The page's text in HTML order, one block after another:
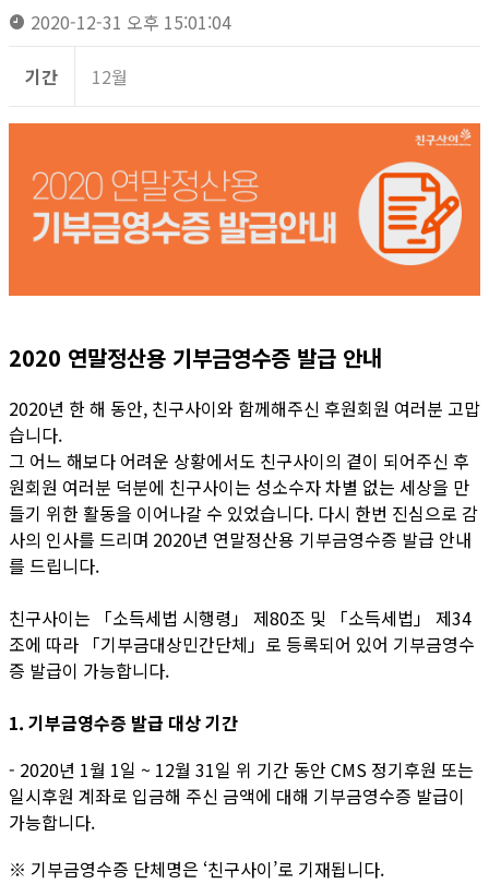
2020-12-31 오후 15:01:04
기간 12월
2020 연말정산용 기부금영수증 발급 안내
2020년 한 해 동안, 친구사이와 함께해주신 후원회원 여러분 고맙
습니다.
그 어느 해보다 어려운 상황에서도 친구사이의 곁이 되어주신 후
원회원 여러분 덕분에 친구사이는 성소수자 차별 없는 세상을 만
들기 위한 활동을 이어나갈 수 있었습니다. 다시 한번 진심으로 감
사의 인사를 드리며 2020년 연말정산용 기부금영수증 발급 안내
를 드립니다.
친구사이는 「소득세법 시행령」 제80조 및 「소득세법」 제34
조에 따라 「기부금대상민간단체」로 등록되어 있어 기부금영수
증 발급이 가능합니다.
1. 기부금영수증 발급 대상 기간
- 2020년 1월 1일 ~ 12월 31일 위 기간 동안 CMS 정기후원 또는
일시후원 계좌로 입금해 주신 금액에 대해 기부금영수증 발급이
가능합니다.
※ 기부금영수증 단체명은 ‘친구사이’로 기재됩니다.